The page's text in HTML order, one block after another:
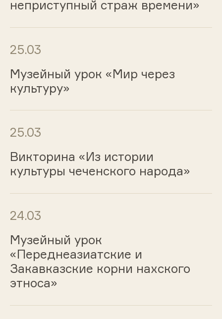
неприступный страж времени»
25.03
Музейный урок «Мир через
культуру»
25.03
Викторина «Из истории
культуры чеченского народа»
24.03
Музейный урок
«Переднеазиатские и
Закавказские корни нахского
этноса»